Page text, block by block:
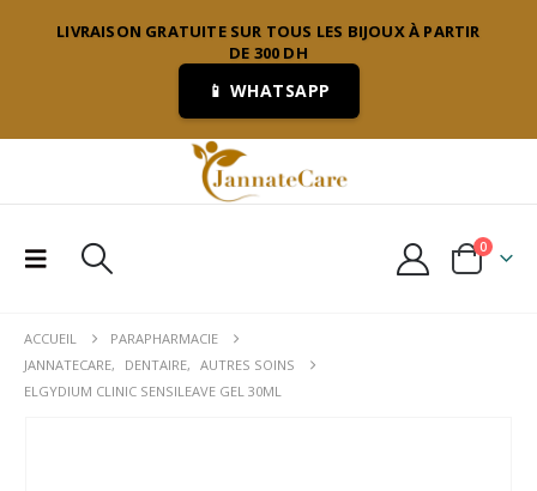
LIVRAISON GRATUITE SUR TOUS LES BIJOUX À PARTIR
DE 300 DH
📱 WHATSAPP
0
ACCUEIL
PARAPHARMACIE
JANNATECARE, DENTAIRE, AUTRES SOINS
ELGYDIUM CLINIC SENSILEAVE GEL 30ML